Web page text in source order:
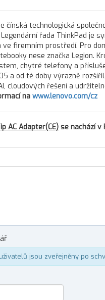
čínská technologická
řada ThinkPad je
ve firemním prostředí. Pro
nese značka Legion.
chytré telefony a
a od té doby výrazně
cloudových řešení a
na www.lenovo.com/cz
AC Adapter(CE) se nachází v
jsou zveřejněny po